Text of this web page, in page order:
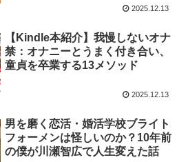
2025.12.13
【Kindle本紹介】我慢しないオナ
禁：オナニーとうまく付き合い、
童貞を卒業する13メソッド
2025.12.13
男を磨く恋活・婚活学校ブライト
フォーメンは怪しいのか？10年前
の僕が川瀬智広で人生変えた話